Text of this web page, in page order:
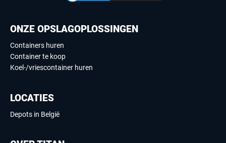
ONZE OPSLAGOPLOSSINGEN
Containers huren
Container te koop
Koel-/vriescontainer huren
LOCATIES
Depots in België